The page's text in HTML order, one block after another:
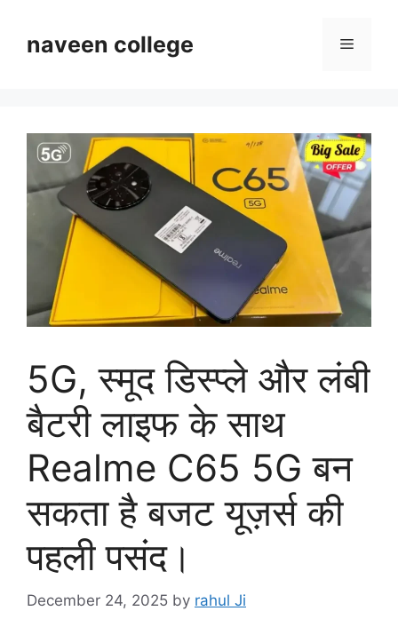
contentnaveen college Menu
5G, स्मूद डिस्प्ले और लंबी
बैटरी लाइफ के साथ
Realme C65 5G बन
सकता है बजट यूज़र्स की
पहली पसंद।
December 24, 2025 by rahul Ji